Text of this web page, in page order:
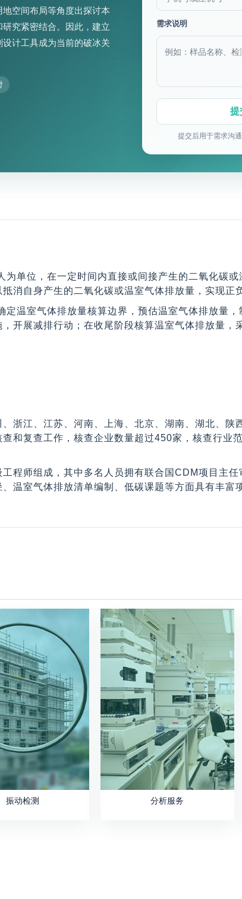
空间布局等角度出探讨本
究紧密结合。因此，建立
计工具成为当前的破冰关
需求说明
提交后用于需求沟
单位，在一定时间内直接或间接产生的二氧化碳
消自身产生的二氧化碳或温室气体排放量，实现正
温室气体排放量核算边界，预估温室气体排放量，
开展减排行动；在收尾阶段核算温室气体排放量，
浙江、江苏、河南、上海、北京、湖南、湖北、陕
和复查工作，核查企业数量超过450家，核查行业
程师组成，其中多名人员拥有联合国CDM项目主任
温室气体排放清单编制、低碳课题等方面具有丰富
振动检测 分析服务